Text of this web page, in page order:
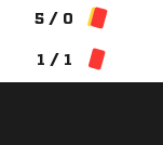
5 / 0
1 / 1